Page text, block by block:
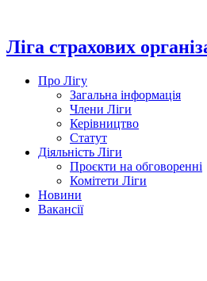
вмісту
Ліга страхових
Про Лігу
Загальна інформація
Члени Ліги
Керівництво
Статут
Діяльність Ліги
Проєкти на обговоренні
Комітети Ліги
Новини
Вакансії